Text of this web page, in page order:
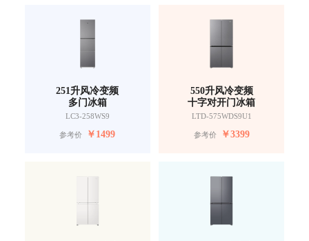
251升风冷变频
多门冰箱
LC3-258WS9
参考价 ￥1499
550升风冷变频
十字对开门冰箱
LTD-575WDS9U1
参考价 ￥3399